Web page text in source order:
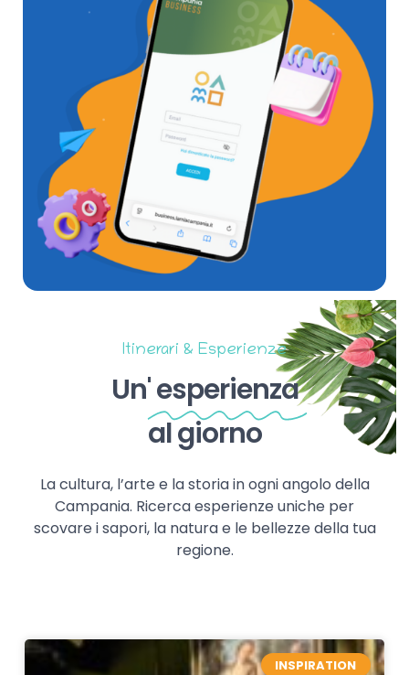
Itinerari & Esperienze
Un'esperienza
al giorno
La cultura, l’arte e la storia in ogni angolo della
Campania. Ricerca esperienze uniche per
scovare i sapori, la natura e le bellezze della tua
regione.
INSPIRATION